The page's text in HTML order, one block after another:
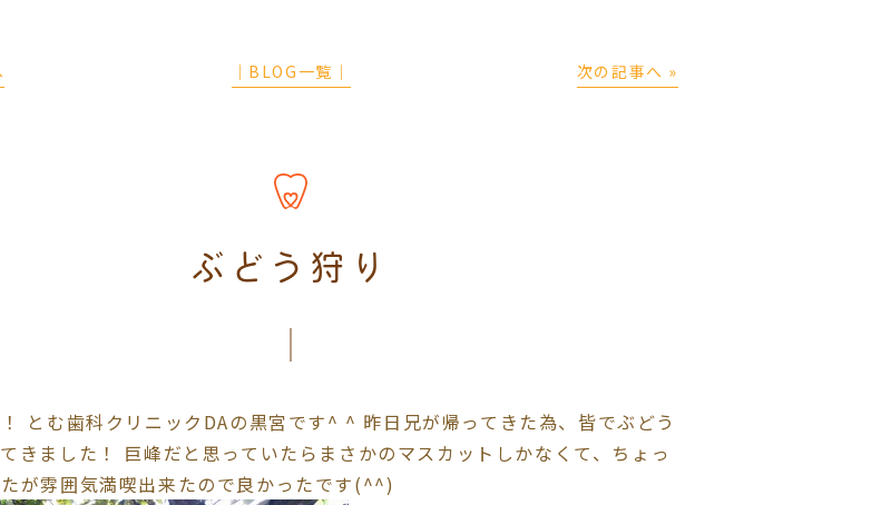
│BLOG一覧│ 次の記事へ »
ぶどう狩り
とむ歯科クリニックDAの黒宮です^ ^ 昨日兄が帰ってきた為、皆でぶどう
きました！ 巨峰だと思っていたらまさかのマスカットしかなくて、ちょっ
が雰囲気満喫出来たので良かったです(^^)